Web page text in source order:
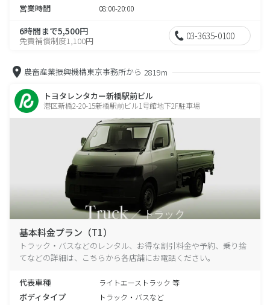
営業時間 08:00-20:00
6時間まで5,500円
免責補償制度1,100円 03-3635-0100
農畜産業振興機構東京事務所から 2819m
トヨタレンタカー新橋駅前ビル
港区新橋2-20-15新橋駅前ビル1号館地下2F駐車場
基本料金プラン（T1）
トラック・バスなどのレンタル、お得な割引料金や予約、乗り捨
てなどの詳細は、こちらから各店舗にお電話ください。
代表車種 ライトエーストラック 等
ボディタイプ トラック・バスなど